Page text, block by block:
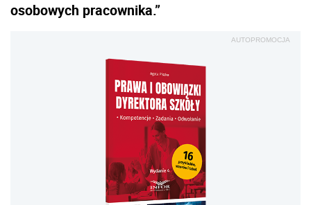
osobowych pracownika.”
AUTOPROMOCJA